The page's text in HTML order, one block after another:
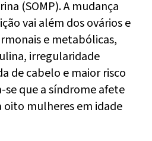
(SOMP). A mudança
vai além dos ovários e
e metabólicas,
irregularidade
de cabelo e maior risco
se que a síndrome afete
oito mulheres em idade